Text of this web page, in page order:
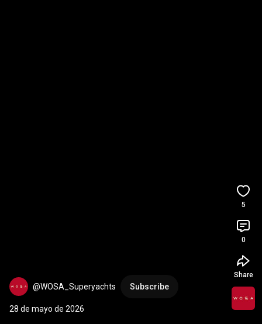
@WOSA_Superyachts Subscribe
28 de mayo de 2026
5
0
Share